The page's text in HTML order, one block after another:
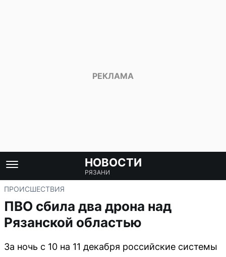
НОВОСТИ
РЯЗАНИ
ПРОИСШЕСТВИЯ
ПВО сбила два дрона над
Рязанской областью
За ночь с 10 на 11 декабря российские системы